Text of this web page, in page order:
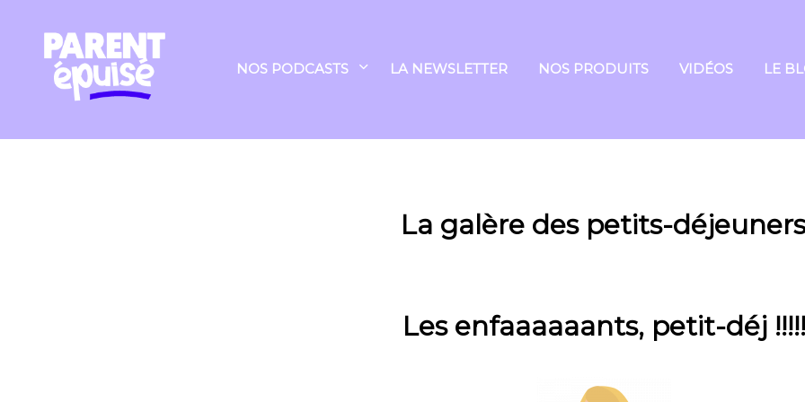
NOS PODCASTS LA NEWSLETTER NOS PRODUITS VIDÉOS LE
La galère des petits-
Les enfaaaaaants, petit-déj !!!!!